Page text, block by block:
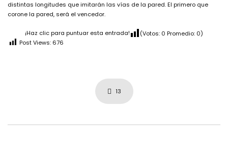
distintas longitudes que imitarán las vías de la pared. El primero que
corone la pared, será el vencedor.
¡Haz clic para puntuar esta entrada! (Votos: 0 Promedio: 0)
Post Views: 676
13